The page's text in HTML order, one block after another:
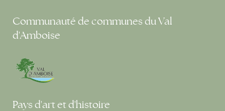
Communauté de communes du Val
d'Amboise
Pays d'art et d'histoire